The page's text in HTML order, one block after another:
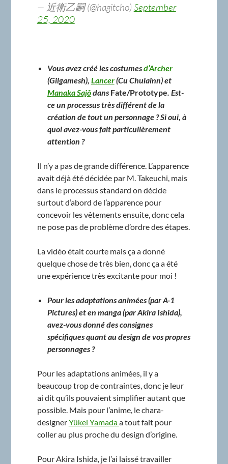
— 近衛乙嗣 (@hagitcho) September
25, 2020
Vous avez créé les costumesd’Archer
(Gilgamesh), Lancer(Cu Chulainn) et
Manaka Sajôdans Fate/Prototype . Est-
ce un processus très différent de la
création de tout un personnage ? Si oui, à
quoi avez-vous fait particulièrement
attention ?
Il n’y a pas de grande différence. L’apparence
avait déjà été décidée par M. Takeuchi, mais
dans le processus standard on décide
surtout d’abord de l’apparence pour
concevoir les vêtements ensuite, donc cela
ne pose pas de problème d’ordre des étapes.
La vidéo était courte mais ça a donné
quelque chose de très bien, donc ça a été
une expérience très excitante pour moi !
Pour les adaptations animées (par A-1
Pictures) et en manga (par Akira Ishida),
avez-vous donné des consignes
spécifiques quant au design de vos propres
personnages ?
Pour les adaptations animées, il y a
beaucoup trop de contraintes, donc je leur
ai dit qu’ils pouvaient simplifier autant que
possible. Mais pour l’anime, le chara-
designerYûkei Yamadaa tout fait pour
coller au plus proche du design d’origine.
Pour Akira Ishida, je l’ai laissé travailler